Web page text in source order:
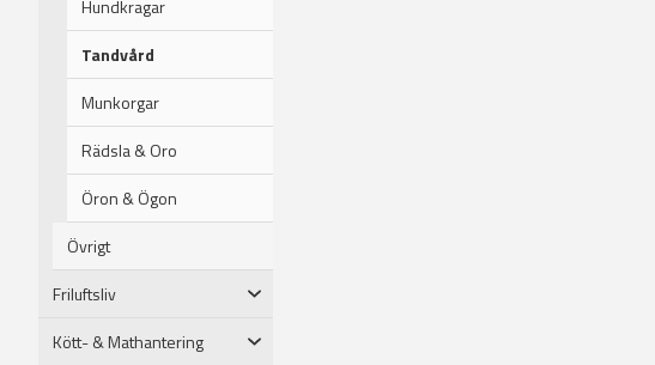
Hundkragar
Tandvård
Munkorgar
Rädsla & Oro
Öron & Ögon
Övrigt
Friluftsliv
Kött- & Mathantering